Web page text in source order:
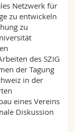
Netzwerk für
zu entwickeln
zu
des SZIG
der Tagung
in der
eines Vereins
Diskussion